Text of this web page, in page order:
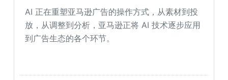
AI 正在重塑亚马逊广告的操作方式，从素材到投
放，从调整到分析，亚马逊正将 AI 技术逐步应用
到广告生态的各个环节。